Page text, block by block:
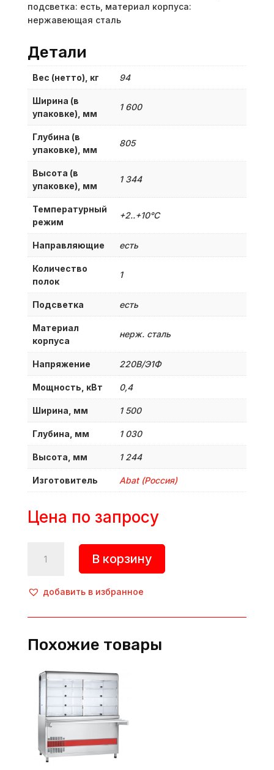
подсветка: есть, материал корпуса:
нержавеющая сталь
Детали
Вес (нетто), кг 94
Ширина (в
упаковке), мм
1 600
Глубина (в
упаковке), мм
805
Высота (в
упаковке), мм
1 344
Температурный
режим
+2..+10°С
Направляющие есть
Количество
полок
1
Подсветка есть
Материал
корпуса
нерж. сталь
Напряжение 220В/Э1Ф
Мощность, кВт 0,4
Ширина, мм 1 500
Глубина, мм 1 030
Высота, мм 1 244
Изготовитель Abat (Россия)
Цена по запросу
товара
для
закусок,
НШ,
(Россия)
В корзину
добавить в избранное
Похожие товары